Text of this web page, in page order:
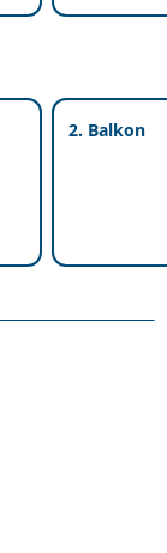
2. Balkon